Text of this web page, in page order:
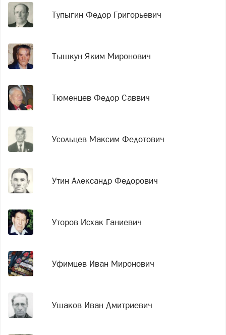
Тупыгин Федор Григорьевич
Тышкун Яким Миронович
Тюменцев Федор Саввич
Усольцев Максим Федотович
Утин Александр Федорович
Уторов Исхак Ганиевич
Уфимцев Иван Миронович
Ушаков Иван Дмитриевич